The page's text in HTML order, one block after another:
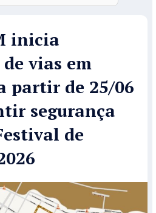
inicia
vias em
partir de 25/06
segurança
de